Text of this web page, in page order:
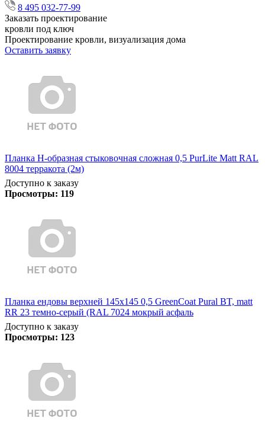
8 495 032-77-99
Заказать проектирование
кровли под ключ
Проектирование кровли, визуализация дома
Оставить заявку
Планка Н-образная стыковочная сложная 0,5 PurLite Matt RAL
8004 терракота (2м)
Доступно к заказу
Просмотры: 119
Планка ендовы верхней 145х145 0,5 GreenCoat Pural BT, matt
RR 23 темно-серый (RAL 7024 мокрый асфаль
Доступно к заказу
Просмотры: 123